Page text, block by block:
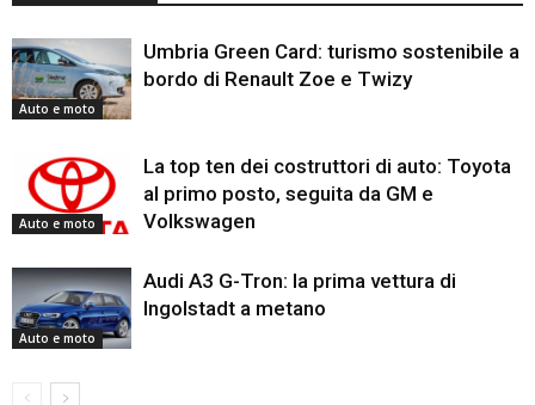
Auto e moto
Umbria Green Card: turismo sostenibile a
bordo di Renault Zoe e Twizy
Auto e moto
La top ten dei costruttori di auto: Toyota
al primo posto, seguita da GM e
Volkswagen
Auto e moto
Audi A3 G-Tron: la prima vettura di
Ingolstadt a metano